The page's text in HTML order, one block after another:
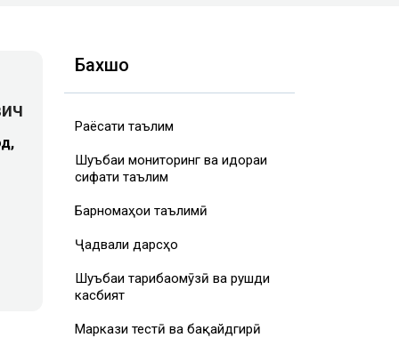
Бахшҳо
Раёсати таълим
Шуъбаи мониторинг ва идораи
сифати таълим
Барномаҳои таълимӣ
Ҷадвали дарсҳо
Шуъбаи таҷрибаомӯзӣ ва рушди
касбият
Маркази тестӣ ва бақайдгирӣ